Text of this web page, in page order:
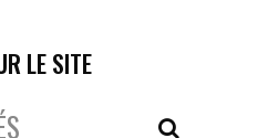
LE SITE